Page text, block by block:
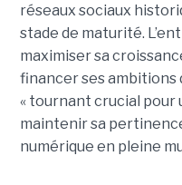
réseaux sociaux
stade de maturité.
maximiser sa
financer ses ambitions
« tournant crucial pour
maintenir sa
numérique en pleine